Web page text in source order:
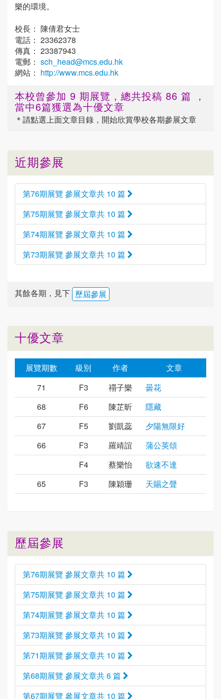
樂的環境。
校長： 陳倩君女士
電話： 23362378
傳真： 23387943
電郵： sch_head@mcs.edu.hk
網站： http://www.mcs.edu.hk
本校曾參加 9 期展覽，總共投稿 86 篇 ，
當中6篇獲選為十優文章
＊請點選上面文章目錄，開始欣賞學校各期參展文章
近期參展
第76期展覽 參展文章共 10 篇
第75期展覽 參展文章共 10 篇
第74期展覽 參展文章共 10 篇
第73期展覽 參展文章共 10 篇
其餘各期，見下 歷屆參展
十優文章
展覽期數 級別 作者
文章
71
F3 禤子樂
曇花
68
F6 陳芷昕
隱藏
67
F5 劉凱蕊
夕陽無限好
66
F3 羅靖誼
蒲公英頌
F4
蔡樂怡
欲速不達
65
F3 陳穎珊 天賜之聲
歷屆參展
第76期展覽 參展文章共 10 篇
第75期展覽 參展文章共 10 篇
第74期展覽 參展文章共 10 篇
第73期展覽 參展文章共 10 篇
第71期展覽 參展文章共 10 篇
第68期展覽 參展文章共 6 篇
第67期展覽 參展文章共 10 篇